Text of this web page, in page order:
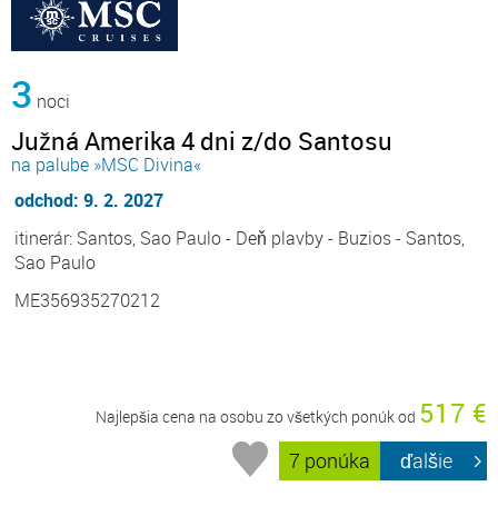
3 noci
Južná Amerika 4 dni z/do Santosu
na palube »MSC Divina«
odchod: 9. 2. 2027
itinerár: Santos, Sao Paulo - Deň plavby - Buzios - Santos,
Sao Paulo
ME356935270212
Najlepšia cena na osobu zo všetkých ponúk od 517 €
7 ponúka ďalšie